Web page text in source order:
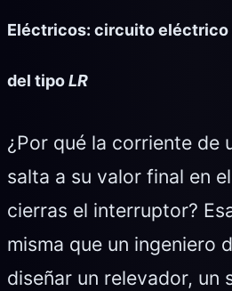
Eléctricos: circuito eléctrico
del tipoLR
¿Por qué la corriente de
salta a su valor final en
cierras el interruptor?
misma que un ingeniero
diseñar un relevador, un